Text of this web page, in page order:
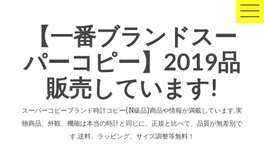
【一番ブランドスー
パーコピー】2019品
販売しています!
スーパーコピーブランド時計コピー(N級品)商品や情報が満載しています.実
物商品、外観、機能は本当の時計と同じに、正規と比べて、品質が無差別で
す.送料、ラッピング、サイズ調整等無料！